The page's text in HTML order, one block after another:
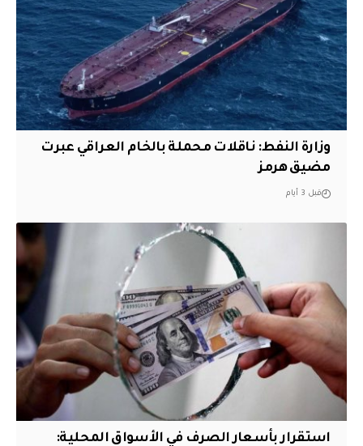
وزارة النفط: ناقلات محملة بالخام العراقي عبرت
مضيق هرمز
قبل 3 أيام
استقرار بأسعار الصرف في الأسواق المحلية: